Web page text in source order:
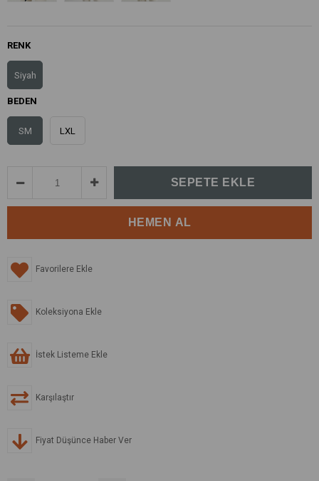
RENK
Siyah
BEDEN
SM LXL
Favorilere Ekle
Koleksiyona Ekle
İstek Listeme Ekle
Karşılaştır
Fiyat Düşünce Haber Ver